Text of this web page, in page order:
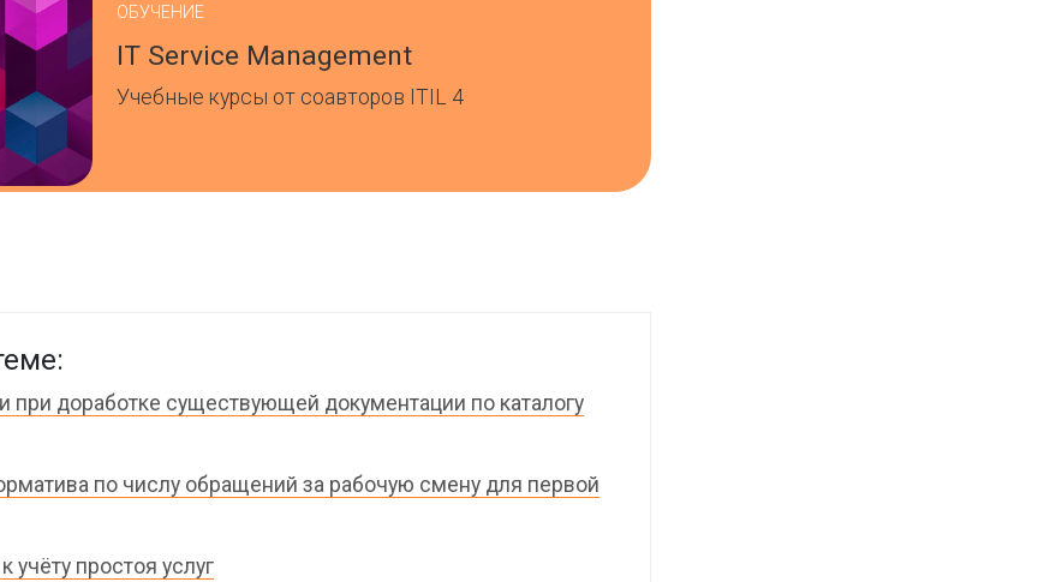
ОБУЧЕНИЕ
IT Service Management
Учебные курсы от соавторов ITIL 4
при доработке существующей документации по каталогу
по числу обращений за рабочую смену для первой
учёту простоя услуг